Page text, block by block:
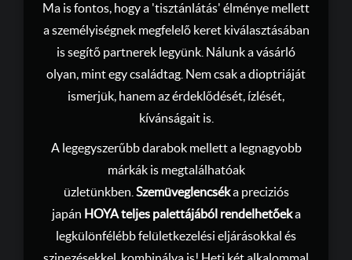
Ma is fontos, hogy a 'tisztánlátás' élménye mellett
a személyiségnek megfelelő keret kiválasztásában
is segítő partnerek legyünk. Nálunk a vásárló
olyan, mint egy családtag. Nem csak a dioptriáját
ismerjük, hanem az érdeklődését, ízlését,
kívánságait is.
A legegyszerűbb darabok mellett a legnagyobb
márkák is megtalálhatóak
üzletünkben. Szemüveglencséka preciziós
japán HOYA teljes palettájából rendelhetőeka
legkülönfélébb felületkezelési eljárásokkal és